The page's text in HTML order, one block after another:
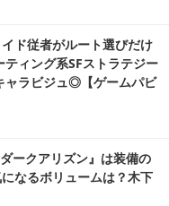
ド従者がルート選びだけ
ィング系SFストラテジー
ャラビジュ◎【ゲームパビ
ークアリズン』は装備の
なるボリュームは？木下